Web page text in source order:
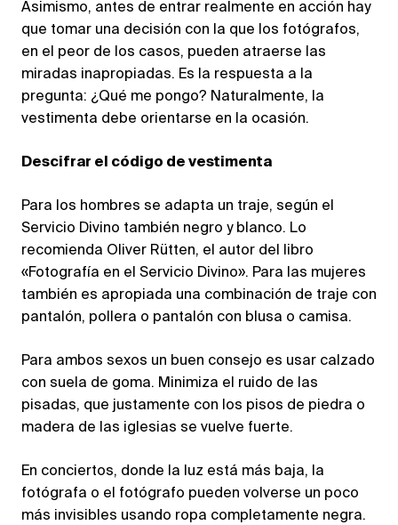
Asimismo, antes de entrar realmente en acción hay
que tomar una decisión con la que los fotógrafos,
en el peor de los casos, pueden atraerse las
miradas inapropiadas. Es la respuesta a la
pregunta: ¿Qué me pongo? Naturalmente, la
vestimenta debe orientarse en la ocasión.
Descifrar el código de vestimenta
Para los hombres se adapta un traje, según el
Servicio Divino también negro y blanco. Lo
recomienda Oliver Rütten, el autor del libro
«Fotografía en el Servicio Divino». Para las mujeres
también es apropiada una combinación de traje con
pantalón, pollera o pantalón con blusa o camisa.
Para ambos sexos un buen consejo es usar calzado
con suela de goma. Minimiza el ruido de las
pisadas, que justamente con los pisos de piedra o
madera de las iglesias se vuelve fuerte.
En conciertos, donde la luz está más baja, la
fotógrafa o el fotógrafo pueden volverse un poco
más invisibles usando ropa completamente negra.